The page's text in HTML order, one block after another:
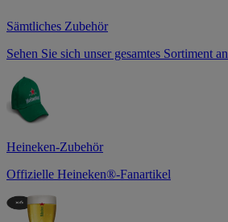
Sämtliches Zubehör
Sehen Sie sich unser gesamtes Sortiment an
Heineken-Zubehör
Offizielle Heineken®-Fanartikel